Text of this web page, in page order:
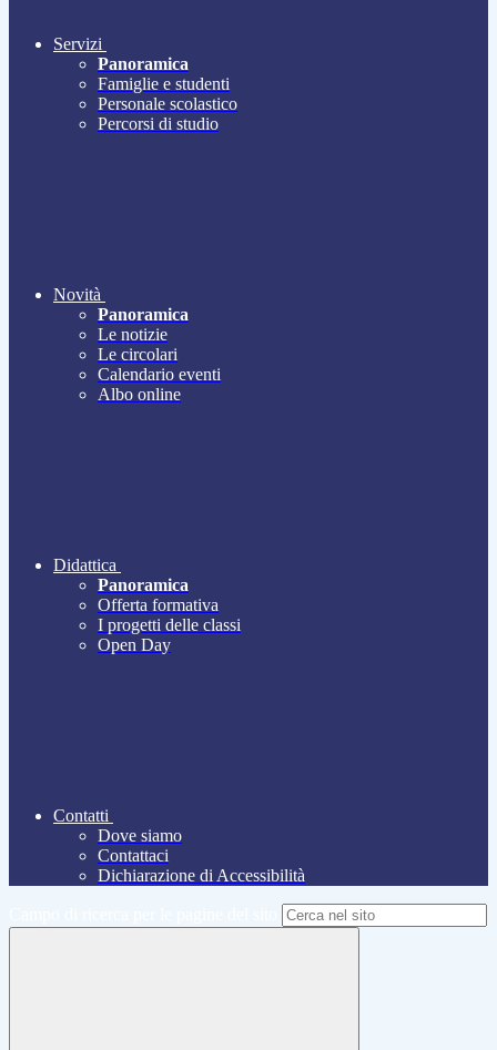
Servizi
Panoramica
Famiglie e studenti
Personale scolastico
Percorsi di studio
Novità
Panoramica
Le notizie
Le circolari
Calendario eventi
Albo online
Didattica
Panoramica
Offerta formativa
I progetti delle classi
Open Day
Contatti
Dove siamo
Contattaci
Dichiarazione di Accessibilità